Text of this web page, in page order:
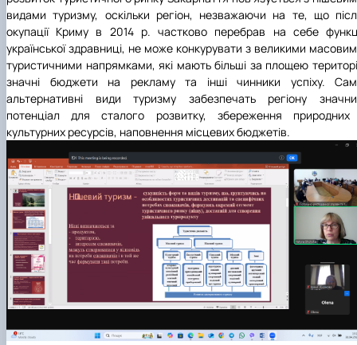
видами туризму, оскільки регіон, незважаючи на те, що
окупації Криму в 2014 р. частково перебрав на себе
української здравниці, не може конкурувати з великими
туристичними напрямками, які мають більші за площею
значні бюджети на рекламу та інші чинники успіху.
альтернативні види туризму забезпечать регіону
потенціал для сталого розвитку, збереження природних
культурних ресурсів, наповнення місцевих бюджетів.